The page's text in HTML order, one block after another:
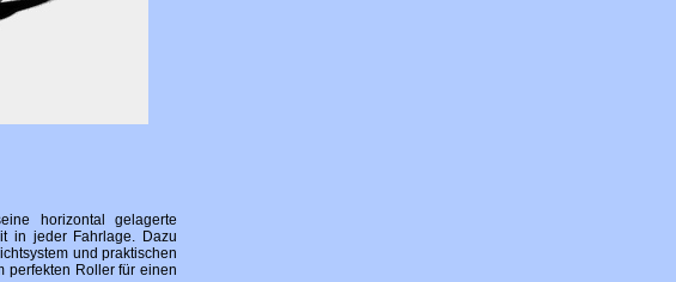
horizontal gelagerte
in jeder Fahrlage. Dazu
und praktischen
perfekten Roller für einen